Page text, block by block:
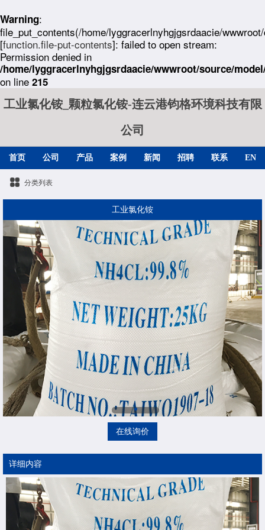
Warning:
file_put_contents(/home/lyggracerlnyhgjgsrdaacie/
[function.file-put-contents]: failed to open stream:
Permission denied in
/home/lyggracerlnyhgjgsrdaacie/wwwroot/source/
on line 215
工业氯化铵_颗粒氯化铵-连云港钧格环境科技有限
公司
首页 公司 产品 案例 新闻 招聘 联系 EN
分类列表
工业氯化铵
在线询价
详细内容